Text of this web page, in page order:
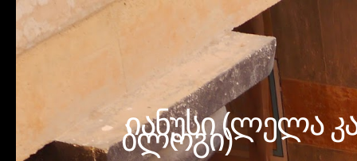
იანუსი (ლელა
ბლოგი)